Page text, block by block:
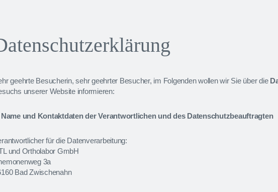
geehrte Besucherin, sehr geehrter Besucher, im Folgenden wollen wir Sie über die
unserer Website informieren:
Name und Kontaktdaten der Verantwortlichen und des Datenschutzbeauftragten
für die Datenverarbeitung:
und Ortholabor GmbH
3a
Bad Zwischenahn